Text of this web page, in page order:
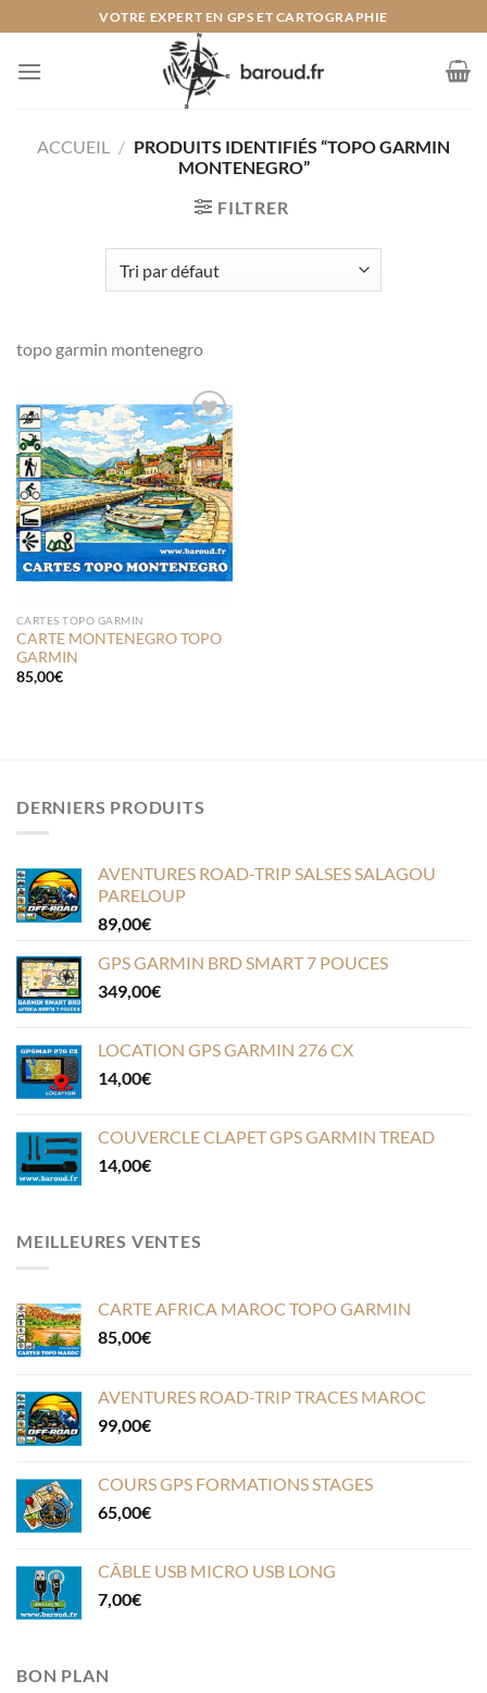
au
contenu
VOTRE EXPERT EN GPS ET CARTOGRAPHIE
ACCUEIL / PRODUITS IDENTIFIÉS “TOPO GARMIN
MONTENEGRO”
FILTRER
topo garmin montenegro
Ajouter
à la liste
de
souhaits
CARTES TOPO GARMIN
CARTE MONTENEGRO TOPO
GARMIN
85,00€
DERNIERS PRODUITS
AVENTURES ROAD-TRIP SALSES SALAGOU
PARELOUP
89,00€
GPS GARMIN BRD SMART 7 POUCES
349,00€
LOCATION GPS GARMIN 276 CX
14,00€
COUVERCLE CLAPET GPS GARMIN TREAD
14,00€
MEILLEURES VENTES
CARTE AFRICA MAROC TOPO GARMIN
85,00€
AVENTURES ROAD-TRIP TRACES MAROC
99,00€
COURS GPS FORMATIONS STAGES
65,00€
CÂBLE USB MICRO USB LONG
7,00€
BON PLAN